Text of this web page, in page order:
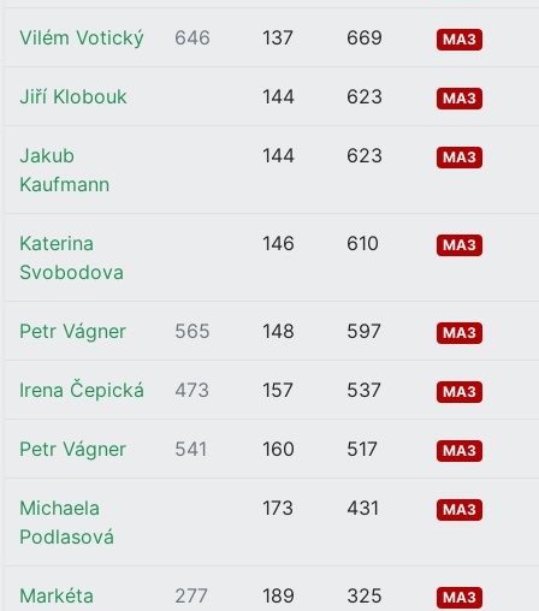
Vilém Votický 646 137 669 MA3
Jiří Klobouk 144 623 MA3
Jakub
Kaufmann
144 623 MA3
Katerina
Svobodova
146 610 MA3
Petr Vágner 565 148 597 MA3
Irena Čepická 473 157 537 MA3
Petr Vágner 541 160 517 MA3
Michaela
Podlasová
173 431 MA3
Markéta
277 189 325 MA3